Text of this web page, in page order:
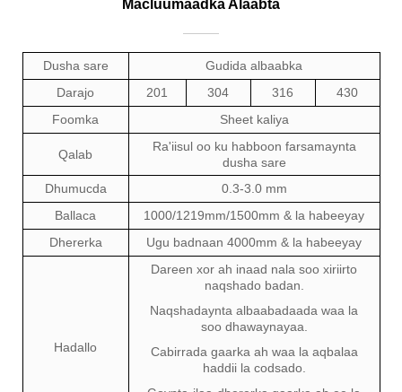
Macluumaadka Alaabta
Dusha sare
Gudida albaabka
Darajo
201 304 316
430
Foomka
Sheet kaliya
Qalab
Ra'iisul oo ku habboon farsamaynta
dusha sare
Dhumucda
0.3-3.0 mm
Ballaca
1000/1219mm/1500mm & la habeeyay
Dhererka
Ugu badnaan 4000mm & la habeeyay
Hadallo
Dareen xor ah inaad nala soo xiriirto
naqshado badan.
Naqshadaynta albaabadaada waa la
soo dhawaynayaa.
Cabirrada gaarka ah waa la aqbalaa
haddii la codsado.